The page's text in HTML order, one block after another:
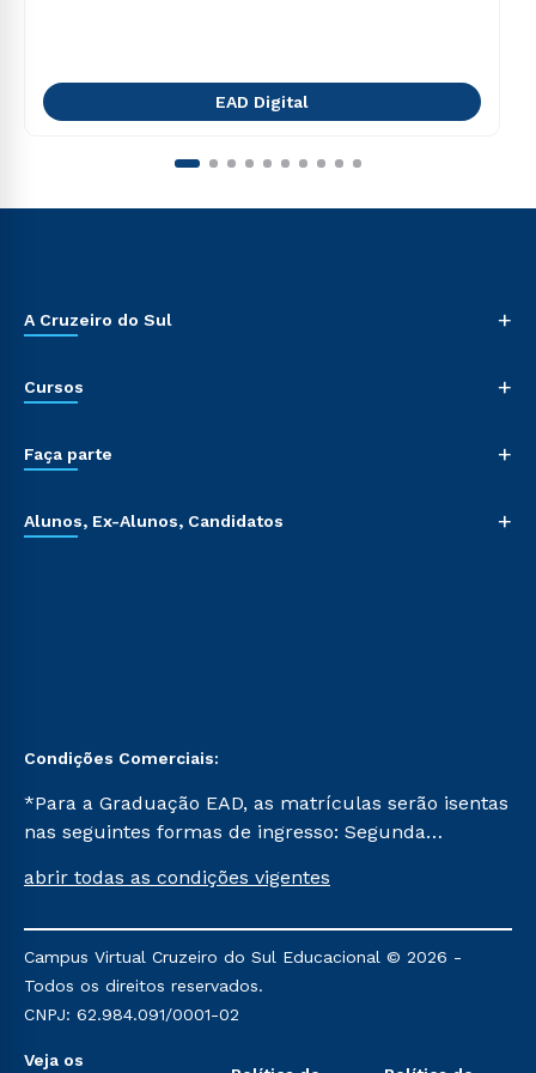
EAD Digital
A Cruzeiro do Sul +
Cursos +
Faça parte +
Alunos, Ex-Alunos, Candidatos +
Condições Comerciais:
*Para a Graduação EAD, as matrículas serão isentas
nas seguintes formas de ingresso: Segunda
Já para as demais, a taxa de matrícula será de R$
mencionadas são referentes aos cursos: Ensino
Religioso, Geografia para a Docência e Metodologia
do Ensino de História: Questões Atuais.
abrir todas as condições vigentes
Campus Virtual Cruzeiro do Sul Educacional © 2026 -
Todos os direitos reservados.
CNPJ: 62.984.091/0001-02
Veja os